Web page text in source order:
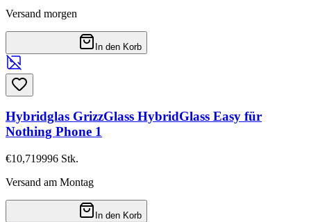
Versand morgen
In den Korb
Hybridglas GrizzGlass HybridGlass Easy für
Nothing Phone 1
€10,719996 Stk.
Versand am Montag
In den Korb